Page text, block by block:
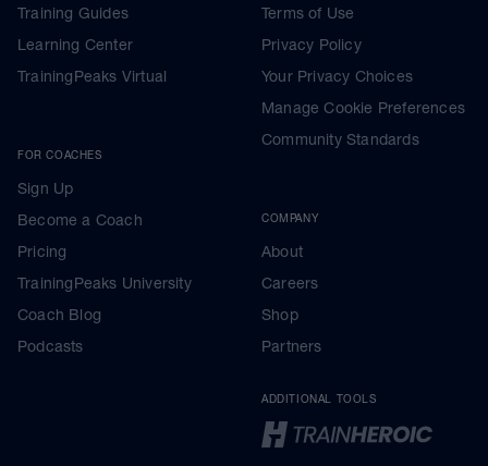
Training Guides
Learning Center
TrainingPeaks Virtual
FOR COACHES
Sign Up
Become a Coach
Pricing
TrainingPeaks University
Coach Blog
Podcasts
Terms of Use
Privacy Policy
Your Privacy Choices
Manage Cookie Preferences
Community Standards
COMPANY
About
Careers
Shop
Partners
ADDITIONAL TOOLS